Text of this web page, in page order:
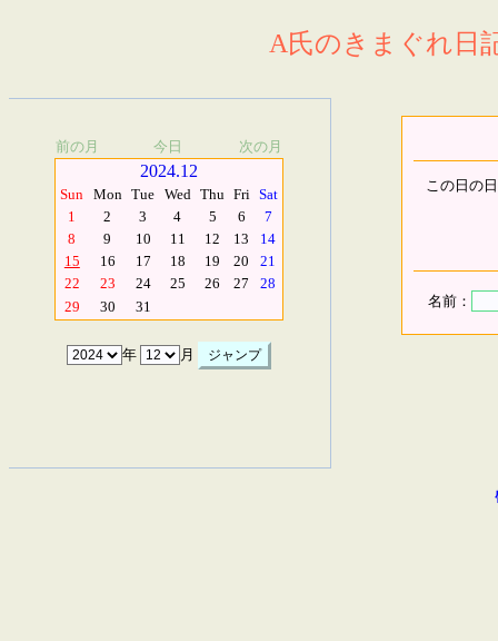
A氏のきまぐれ日
前の月 今日 次の月
2024.12
Sun Mon Tue Wed Thu Fri Sat
1
2 3 4 5 6
7
8
9 10 11 12 13
14
15
16 17 18 19 20
21
22
23 24 25 26 27
28
29
30 31
年 月
この日の
名前：